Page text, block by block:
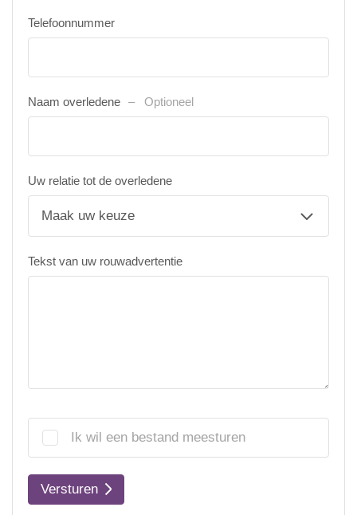
Telefoonnummer
Naam overledene Optioneel
Uw relatie tot de overledene
Tekst van uw rouwadvertentie
Ik wil een bestand meesturen
Versturen